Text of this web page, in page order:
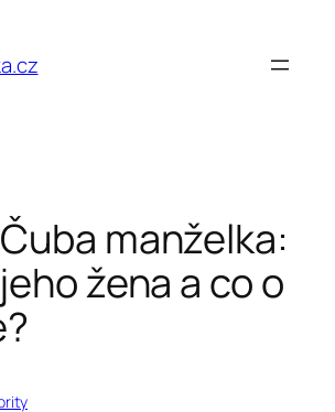
manželka:
žena a co o